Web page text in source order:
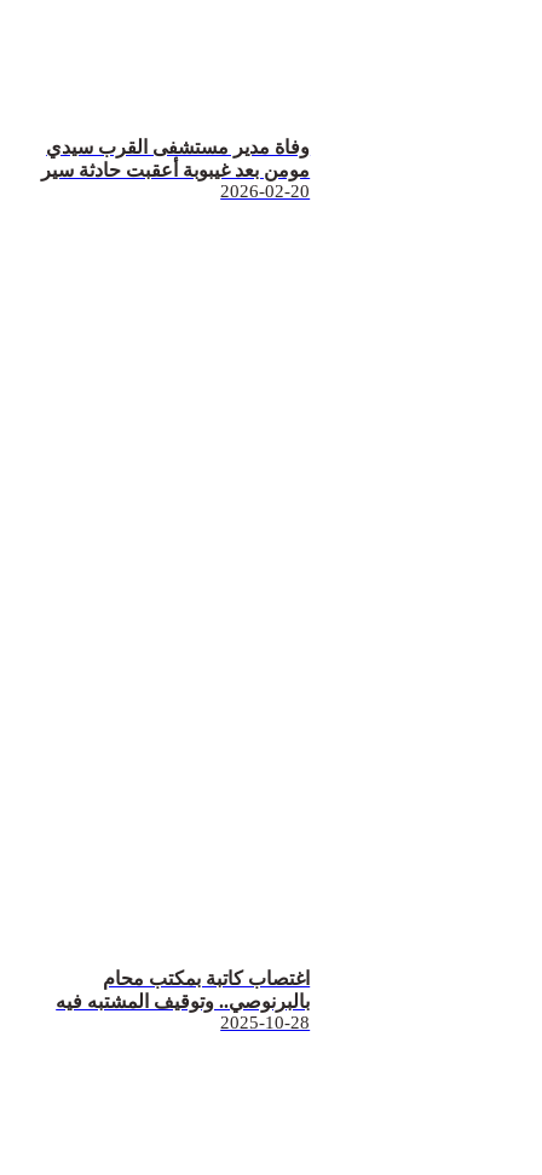
وفاة مدير مستشفى القرب سيدي
مومن بعد غيبوبة أعقبت حادثة سير
2026-02-20
اغتصاب كاتبة بمكتب محام
بالبرنوصي.. وتوقيف المشتبه فيه
2025-10-28